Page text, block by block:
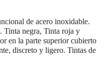
de acero inoxidable.
Tinta negra, Tinta roja y
en la parte superior cubierto
discreto y ligero. Tintas de